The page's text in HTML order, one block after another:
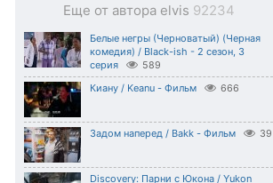
Еще от автора elvis 92234
Белые негры (Черноватый) (Черная
комедия) / Black-ish - 2 сезон, 3
серия
589
Киану / Keanu - Фильм 666
Задом наперед / Bakk - Фильм 39
Discovery: Парни с Юкона / Yukon